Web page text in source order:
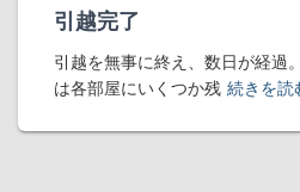
引越完了
引越を無事に終え、数日が経過
は各部屋にいくつか残 続きを読